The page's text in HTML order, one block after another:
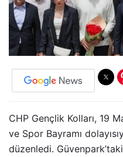
CHP Gençlik Kolları, 19
ve Spor Bayramı
düzenledi.